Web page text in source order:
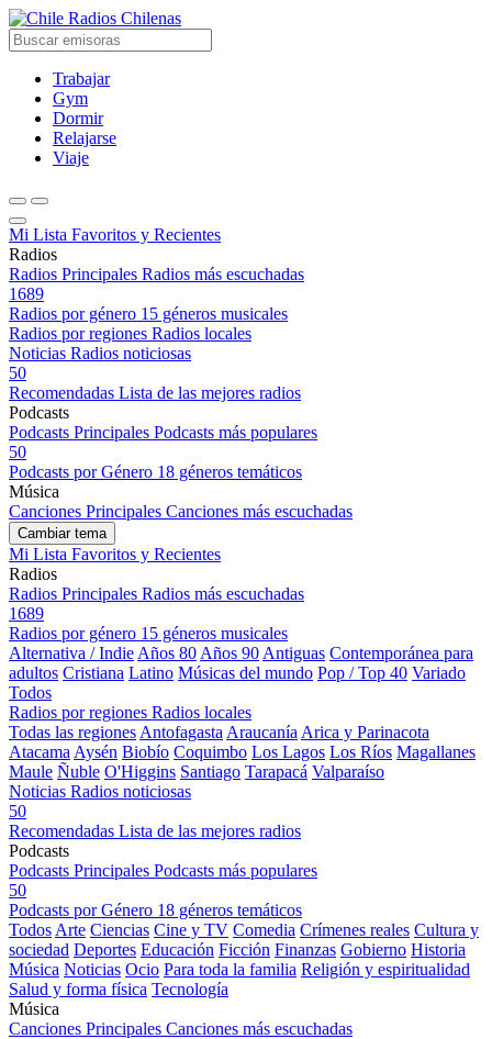
Radios Chilenas
Trabajar
Gym
Dormir
Relajarse
Viaje
Mi Lista Favoritos y Recientes
Radios
Radios Principales Radios más escuchadas
1689
Radios por género 15 géneros musicales
Radios por regiones Radios locales
Noticias Radios noticiosas
50
Recomendadas Lista de las mejores radios
Podcasts
Podcasts Principales Podcasts más populares
50
Podcasts por Género 18 géneros temáticos
Música
Canciones Principales Canciones más escuchadas
Cambiar tema
Mi Lista Favoritos y Recientes
Radios
Radios Principales Radios más escuchadas
1689
Radios por género 15 géneros musicales
Alternativa / Indie Años 80 Años 90 Antiguas Contemporánea para
adultos Cristiana Latino Músicas del mundo Pop / Top 40 Variado
Todos
Radios por regiones Radios locales
Todas las regiones Antofagasta Araucanía Arica y Parinacota
Atacama Aysén Biobío Coquimbo Los Lagos Los Ríos Magallanes
Maule Ñuble O'Higgins Santiago Tarapacá Valparaíso
Noticias Radios noticiosas
50
Recomendadas Lista de las mejores radios
Podcasts
Podcasts Principales Podcasts más populares
50
Podcasts por Género 18 géneros temáticos
Todos Arte Ciencias Cine y TV Comedia Crímenes reales Cultura y
sociedad Deportes Educación Ficción Finanzas Gobierno Historia
Música Noticias Ocio Para toda la familia Religión y espiritualidad
Salud y forma física Tecnología
Música
Canciones Principales Canciones más escuchadas